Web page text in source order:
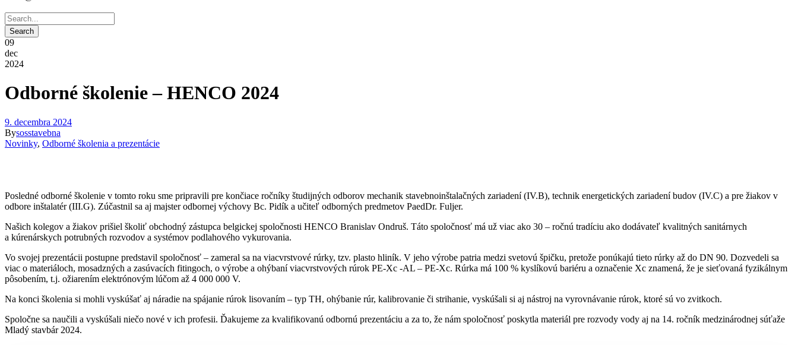
09
dec
2024
Odborné školenie – HENCO 2024
9. decembra 2024
Bysosstavebna
Novinky, Odborné školenia a prezentácie
Posledné odborné školenie v tomto roku sme pripravili pre končiace ročníky študijných odborov mechanik stavebnoinštalačných zariadení (IV.B), technik energetických zariadení budov (IV.C) a pre žiakov v
odbore inštalatér (III.G). Zúčastnil sa aj majster odbornej výchovy Bc. Pidík a učiteľ odborných predmetov PaedDr. Fuljer.
Našich kolegov a žiakov prišiel školiť obchodný zástupca belgickej spoločnosti HENCO Branislav Ondruš. Táto spoločnosť má už viac ako 30 – ročnú tradíciu ako dodávateľ kvalitných sanitárnych
a kúrenárskych potrubných rozvodov a systémov podlahového vykurovania.
Vo svojej prezentácii postupne predstavil spoločnosť – zameral sa na viacvrstvové rúrky, tzv. plasto hliník. V jeho výrobe patria medzi svetovú špičku, pretože ponúkajú tieto rúrky až do DN 90. Dozvedeli sa
viac o materiáloch, mosadzných a zasúvacích fitingoch, o výrobe a ohýbaní viacvrstvových rúrok PE-Xc -AL – PE-Xc. Rúrka má 100 % kyslíkovú bariéru a označenie Xc znamená, že je sieťovaná fyzikálnym
pôsobením, t.j. ožiarením elektrónovým lúčom až 4 000 000 V.
Na konci školenia si mohli vyskúšať aj náradie na spájanie rúrok lisovaním – typ TH, ohýbanie rúr, kalibrovanie či strihanie, vyskúšali si aj nástroj na vyrovnávanie rúrok, ktoré sú vo zvitkoch.
Spoločne sa naučili a vyskúšali niečo nové v ich profesii. Ďakujeme za kvalifikovanú odbornú prezentáciu a za to, že nám spoločnosť poskytla materiál pre rozvody vody aj na 14. ročník medzinárodnej súťaže
Mladý stavbár 2024.